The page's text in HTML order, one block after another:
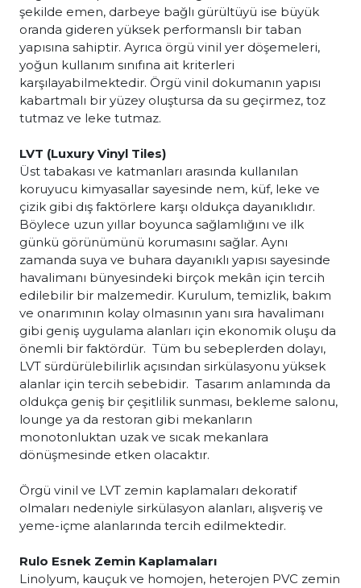
şekilde emen, darbeye bağlı gürültüyü ise büyük
oranda gideren yüksek performanslı bir taban
yapısına sahiptir. Ayrıca örgü vinil yer döşemeleri,
yoğun kullanım sınıfına ait kriterleri
karşılayabilmektedir. Örgü vinil dokumanın yapısı
kabartmalı bir yüzey oluştursa da su geçirmez, toz
tutmaz ve leke tutmaz.
LVT (Luxury Vinyl Tiles)
Üst tabakası ve katmanları arasında kullanılan
koruyucu kimyasallar sayesinde nem, küf, leke ve
çizik gibi dış faktörlere karşı oldukça dayanıklıdır.
Böylece uzun yıllar boyunca sağlamlığını ve ilk
günkü görünümünü korumasını sağlar. Aynı
zamanda suya ve buhara dayanıklı yapısı sayesinde
havalimanı bünyesindeki birçok mekân için tercih
edilebilir bir malzemedir. Kurulum, temizlik, bakım
ve onarımının kolay olmasının yanı sıra havalimanı
gibi geniş uygulama alanları için ekonomik oluşu da
önemli bir faktördür. Tüm bu sebeplerden dolayı,
LVT sürdürülebilirlik açısından sirkülasyonu yüksek
alanlar için tercih sebebidir. Tasarım anlamında da
oldukça geniş bir çeşitlilik sunması, bekleme salonu,
lounge ya da restoran gibi mekanların
monotonluktan uzak ve sıcak mekanlara
dönüşmesinde etken olacaktır.
Örgü vinil ve LVT zemin kaplamaları dekoratif
olmaları nedeniyle sirkülasyon alanları, alışveriş ve
yeme-içme alanlarında tercih edilmektedir.
Rulo Esnek Zemin Kaplamaları
Linolyum, kauçuk ve homojen, heterojen PVC zemin